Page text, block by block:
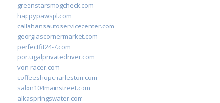
greenstarsmogcheck.com
happypawspl.com
callahansautoservicecenter.com
georgiascornermarket.com
perfectfit24-7.com
portugalprivatedriver.com
von-racer.com
coffeeshopcharleston.com
salon104mainstreet.com
alkaspringswater.com